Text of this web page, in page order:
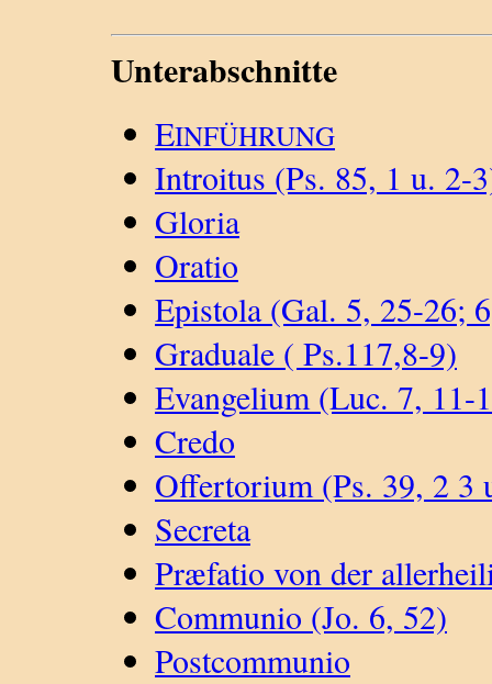
Unterabschnitte
EINFÜHRUNG
Introitus (Ps. 85, 1 u. 2-
Gloria
Oratio
Epistola (Gal. 5, 25-26;
Graduale ( Ps.117,8-9)
Evangelium (Luc. 7, 11-
Credo
Offertorium (Ps. 39, 2 3
Secreta
Præfatio von der
Communio (Jo. 6, 52)
Postcommunio